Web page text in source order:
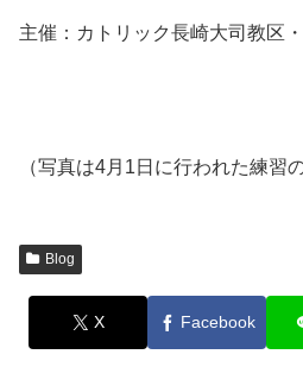
主催：カトリック長崎大司教区
（写真は4月1日に行われた練習
Blog
X Facebook